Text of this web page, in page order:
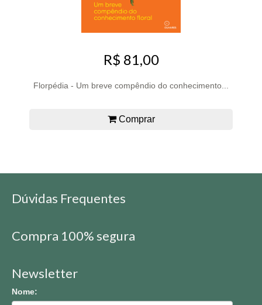
R$ 81,00
Florpédia - Um breve compêndio do conhecimento...
Comprar
Dúvidas Frequentes
Compra 100% segura
Newsletter
Nome: